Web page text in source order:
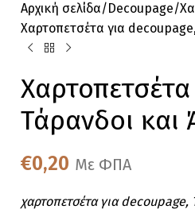
Αρχική σελίδα Decoupage
Χαρτοπετσέτα για
Τάρανδοι και
€0,20 Με ΦΠΑ
χαρτοπετσέτα για decoupage,